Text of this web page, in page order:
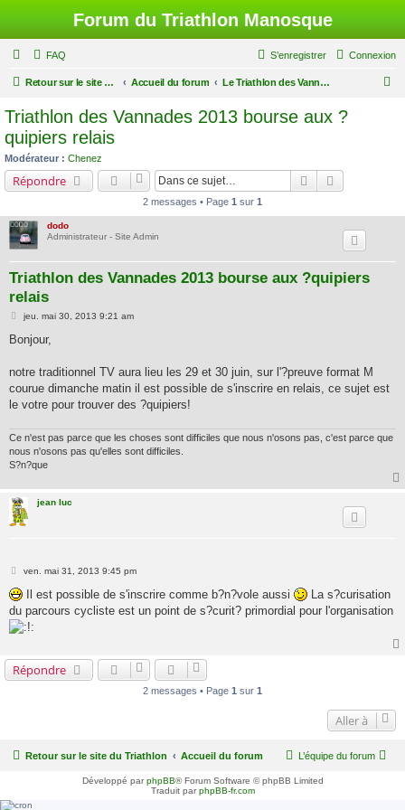
Forum du Triathlon Manosque
FAQ Connexion
S’enregistrer
Retour sur le site du Triathlon Accueil du forum Le Triathlon des Vannades
Triathlon des Vannades 2013 bourse aux ?
quipiers relais
Modérateur : Chenez
Répondre Rechercher
2 messages • Page 1 sur 1
dodo
Administrateur - Site Admin
Triathlon des Vannades 2013 bourse aux ?quipiers
relais
M
s
g
jeu. mai 30, 2013 9:21 am
Bonjour,
notre traditionnel TV aura lieu les 29 et 30 juin, sur l'?preuve format M
courue dimanche matin il est possible de s'inscrire en relais, ce sujet est
le votre pour trouver des ?quipiers!
Ce n'est pas parce que les choses sont difficiles que nous n'osons pas, c'est parce que
nous n'osons pas qu'elles sont difficiles.
S?n?que
jean luc
M
s
s
a
g
e
ven. mai 31, 2013 9:45 pm
Il est possible de s'inscrire comme b?n?vole aussi
La s?curisation
du parcours cycliste est un point de s?curit? primordial pour l'organisation
Répondre
2 messages • Page 1 sur 1
Aller à
Retour sur le site du Triathlon Accueil du forum L’équipe du forum
Développé parphpBB® Forum Software © phpBB Limited
Traduit parphpBB-fr.com